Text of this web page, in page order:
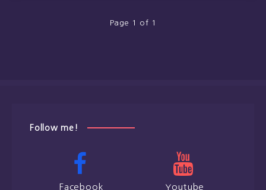
Page 1 of 1
Follow me!
Facebook Youtube